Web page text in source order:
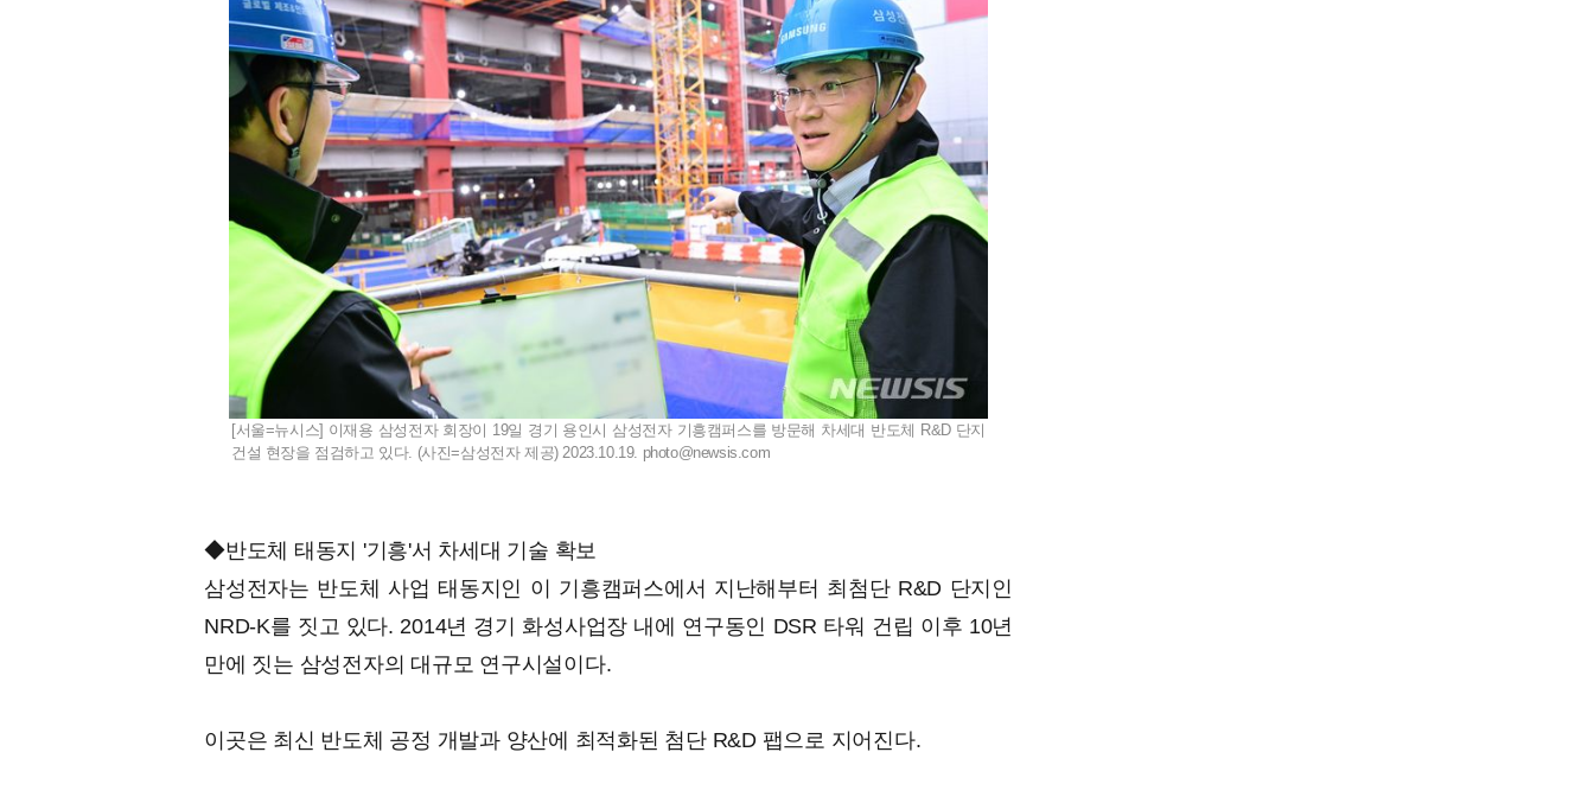
[서울=뉴시스] 이재용 삼성전자 회장이 19일 경기 용인시 삼성전자 기흥캠퍼스를 방문해 차세대 반도체 R&D 단지
건설 현장을 점검하고 있다. (사진=삼성전자 제공) 2023.10.19. photo@newsis.com
◆반도체 태동지 '기흥'서 차세대 기술 확보
삼성전자는 반도체 사업 태동지인 이 기흥캠퍼스에서 지난해부터 최첨단 R&D 단지인
NRD-K를 짓고 있다. 2014년 경기 화성사업장 내에 연구동인 DSR 타워 건립 이후 10년
만에 짓는 삼성전자의 대규모 연구시설이다.
이곳은 최신 반도체 공정 개발과 양산에 최적화된 첨단 R&D 팹으로 지어진다.